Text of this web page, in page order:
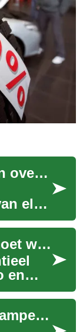
Alles wat u moet weten over autobanden
elk
grip,
Banden: Alles wat u moet weten over de juiste keuze voor uw auto
en
op
en
Complete Gids voor Campers, Motorhomes en RV’s (2025)